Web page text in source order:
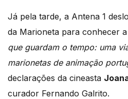
Já pela tarde, a Antena 1
da Marioneta para conhecer
que guardam o tempo: uma
marionetas de animação
declarações da cineasta
curador Fernando Galrito.